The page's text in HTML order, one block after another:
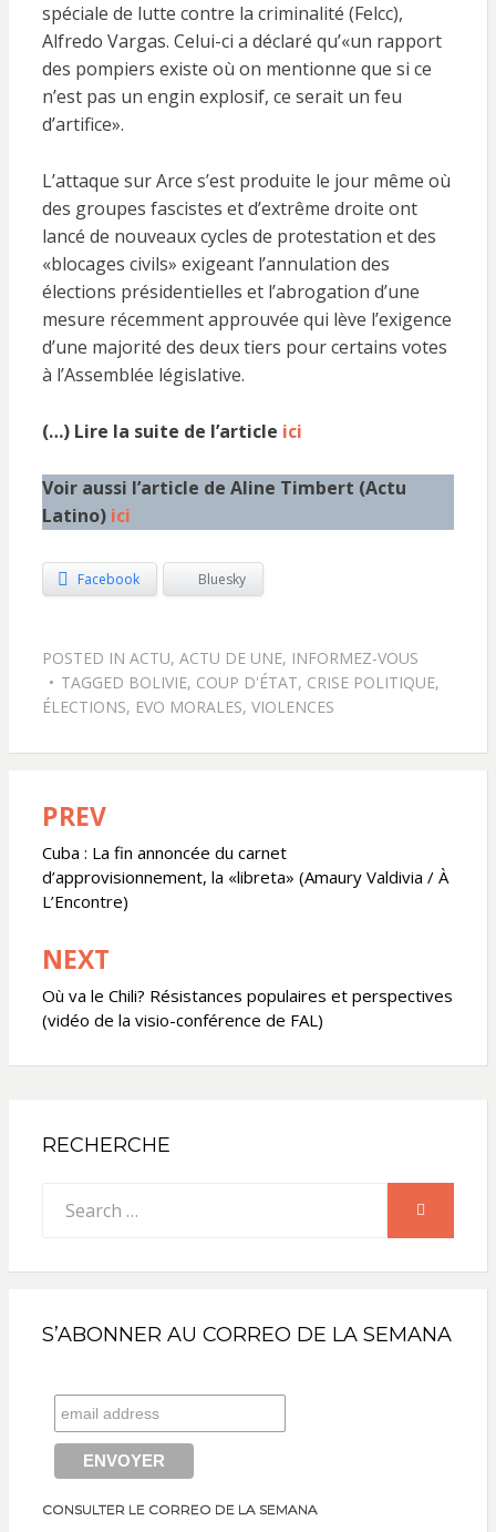
spéciale de lutte contre la criminalité (Felcc),
Alfredo Vargas. Celui-ci a déclaré qu’«un rapport
des pompiers existe où on mentionne que si ce
n’est pas un engin explosif, ce serait un feu
d’artifice».
L’attaque sur Arce s’est produite le jour même où
des groupes fascistes et d’extrême droite ont
lancé de nouveaux cycles de protestation et des
«blocages civils» exigeant l’annulation des
élections présidentielles et l’abrogation d’une
mesure récemment approuvée qui lève l’exigence
d’une majorité des deux tiers pour certains votes
à l’Assemblée législative.
(…) Lire la suite de l’article ici
Voir aussi l’article de Aline Timbert (Actu
Latino) ici
Facebook Bluesky
POSTED IN ACTU, ACTU DE UNE, INFORMEZ-VOUS
TAGGED BOLIVIE, COUP D'ÉTAT, CRISE POLITIQUE,
ÉLECTIONS, EVO MORALES, VIOLENCES
Navigation
de
l’article
PREV
Cuba : La fin annoncée du carnet
d’approvisionnement, la «libreta» (Amaury Valdivia / À
L’Encontre)
NEXT
Où va le Chili? Résistances populaires et perspectives
(vidéo de la visio-conférence de FAL)
RECHERCHE
for:
SEARCH
S’ABONNER AU CORREO DE LA SEMANA
CONSULTER LE CORREO DE LA SEMANA